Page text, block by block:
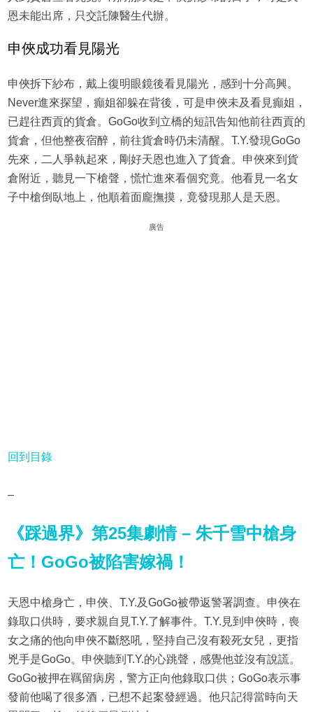
恩未能出席，只交託陳醫生代辦。
申俠成功看見陽光
申俠拆下紗布，戴上復明眼鏡後看見陽光，感到十分高興。
Never進來探望，癲姐卻躲在背後，可是申俠未及看見癲姐，
已趕往西貢的貨倉。GoGo收到立橋的短訊告知他前往西貢的
貨倉，但他整夜宿醉，前往貨倉時仍未清醒。T.Y.發現GoGo
先來，二人爭執起來，剛好天恩也進入了貨倉。申俠來到貨
倉附近，聽見一下槍聲，慌忙進來看個究竟。他看見一名女
子中槍倒臥地上，他順着面龐撫摸，竟發現那人是天恩。
廣告
回到目錄
–
《踩過界》第25集劇情 – 朱千雪中槍身
亡！GoGo被陷害嫁禍！
天恩中槍身亡，申俠、T.Y.及GoGo被帶返警署調查。申俠在
錄取口供時，要求親自見T.Y.了解事件。T.Y.見到申俠時，喪
女之痛的他向申俠不斷怒吼，堅持自己沒有殺死女兒，更指
兇手是GoGo。申俠聽到T.Y.的心跳聲，感覺他並沒有說謊。
GoGo被押在羈留病房，警方正向他錄取口供；GoGo表示事
發前他喝了很多酒，已想不起案發經過。他只記得當時向天